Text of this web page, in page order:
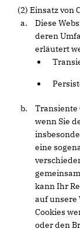
(2) Einsatz von
Diese
deren
erläutert
Transiente
wenn Sie
eine
kann Ihr
auf unsere
Cookies
oder den